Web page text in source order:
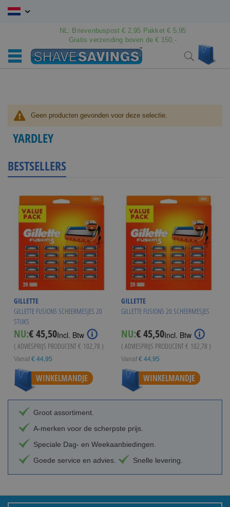
Ga
NL: Brievenbuspost € 2,95 Pakket € 5,95
Gratis verzending boven de € 150,-
Search
Geen producten gevonden voor deze selectie.
YARDLEY
BESTSELLERS
GILLETTE
GILLETTE FUSION5 SCHEERMESJES 20
STUKS
NU:€ 45,50Incl. Btw
( ADVIESPRIJS PRODUCENT€ 102,78 )
Vanaf € 44,95
WINKELMANDJE
GILLETTE
GILLETTE FUSION5 20 SCHEERMESJES
NU:€ 45,50Incl. Btw
( ADVIESPRIJS PRODUCENT€ 102,78 )
Vanaf € 44,95
WINKELMANDJE
Groot assortiment.
A-merken voor de scherpste prijs.
Speciale Dag- en Weekaanbiedingen.
Goede service en advies.
Snelle levering.